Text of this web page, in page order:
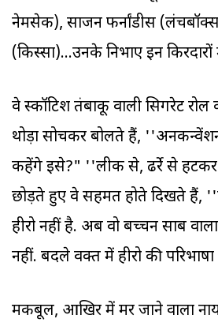
नेमसेक), साजन फर्नांडीस
(किस्सा)...उनके निभाए इन
वे स्कॉटिश तंबाकू वाली सिगरेट
थोड़ा सोचकर बोलते हैं,
कहेंगे इसे?" ''लीक से, ढर्रे से
छोड़ते हुए वे सहमत होते दिखते हैं,
हीरो नहीं है. अब वो बच्चन साब
नहीं. बदले वक्त में हीरो की
मकबूल, आखिर में मर जाने वाला